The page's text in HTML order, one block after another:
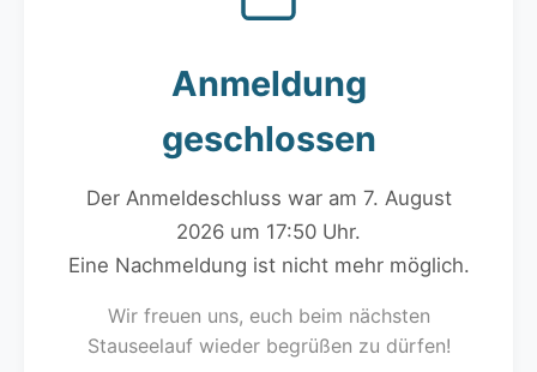
Anmeldung
geschlossen
Der Anmeldeschluss war am 7. August
2026 um 17:50 Uhr.
Eine Nachmeldung ist nicht mehr möglich.
Wir freuen uns, euch beim nächsten
Stauseelauf wieder begrüßen zu dürfen!